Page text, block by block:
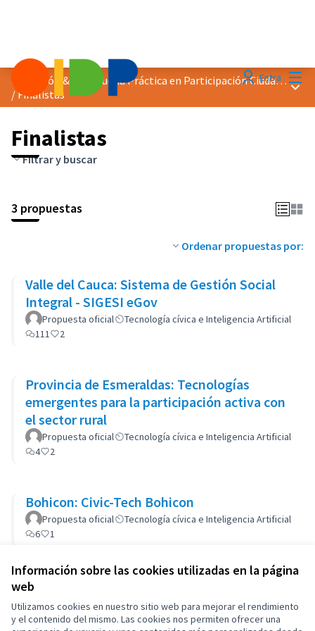
Información sobre las cookies utilizadas en la página
web
Utilizamos cookies en nuestro sitio web para mejorar el rendimiento
y el contenido del mismo. Las cookies nos permiten ofrecer una
EntraDistinción &quot;Buena Práctica en Participación Ciudadana&quot; 2024
/Finalistas
Finalistas
Filtrar y buscar
3 propuestas
Ordenar propuestas por:
Valle del Cauca: Sistema de Gestión Social
Integral - SIGESI eGov
Propuesta oficial
Tecnología cívica e Inteligencia Artificial
111
2
Provincia de Esmeraldas: Tecnologías
emergentes para la participación activa con
el sector rural
Propuesta oficial
Tecnología cívica e Inteligencia Artificial
4
2
Bohicon: Civic-Tech Bohicon
Propuesta oficial
Tecnología cívica e Inteligencia Artificial
6
1